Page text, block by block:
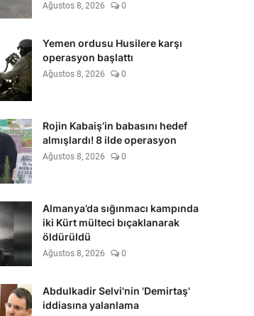
Ağustos 8, 2026 0
Yemen ordusu Husilere karşı
operasyon başlattı
Ağustos 8, 2026 0
Rojin Kabaiş’in babasını hedef
almışlardı! 8 ilde operasyon
Ağustos 8, 2026 0
Almanya’da sığınmacı kampında
iki Kürt mülteci bıçaklanarak
öldürüldü
Ağustos 8, 2026 0
Abdulkadir Selvi'nin 'Demirtaş'
iddiasına yalanlama